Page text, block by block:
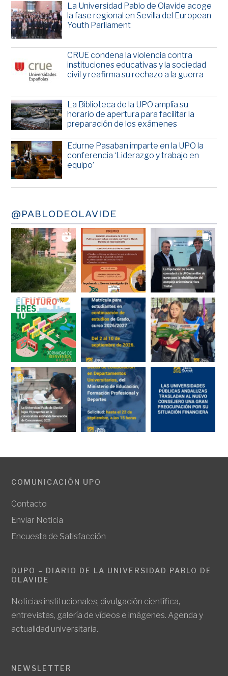
La Universidad Pablo de Olavide acoge
la fase regional en Sevilla del European
Youth Parliament
CRUE condena la violencia contra
instituciones educativas y la sociedad
civil y reafirma su rechazo a la guerra
La Biblioteca de la UPO amplía su
horario de apertura para facilitar la
preparación de los exámenes
Edurne Pasaban imparte en la UPO la
conferencia ‘Liderazgo y trabajo en
equipo’
@PABLODEOLAVIDE
COMUNICACIÓN UPO
Contacto
Enviar Noticia
Encuesta de Satisfacción
DUPO – DIARIO DE LA UNIVERSIDAD PABLO DE
OLAVIDE
Noticias institucionales, divulgación científica,
entrevistas, galería de vídeos e imágenes. Agenda y
actualidad universitaria.
NEWSLETTER